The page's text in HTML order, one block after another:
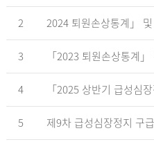
2 2024 퇴원손상통계」
3
4
5